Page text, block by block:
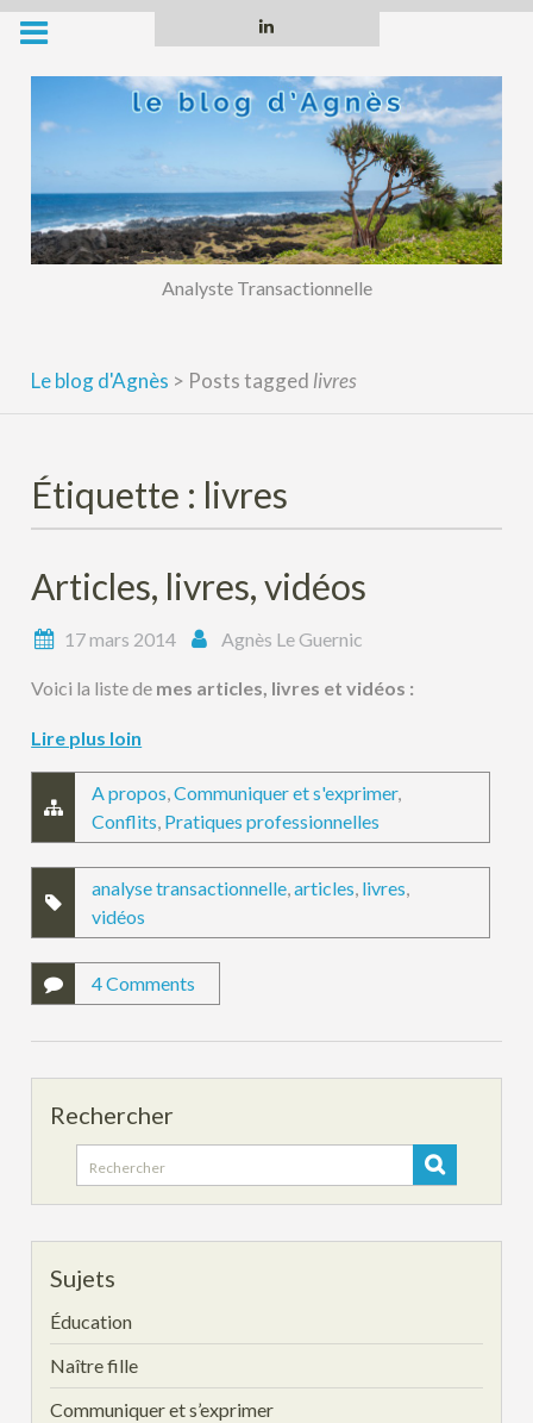
Skip
content
Analyste Transactionnelle
Le blog d'Agnès > Posts tagged livres
Étiquette : livres
Articles, livres, vidéos
17 mars 2014 Agnès Le Guernic
Voici la liste de mes articles, livres et vidéos :
Lire plus loin
A propos,Communiquer et s'exprimer,
Conflits, Pratiques professionnelles
analyse transactionnelle,articles, livres,
vidéos
4 Comments
Rechercher
Search
for:
Sujets
Éducation
Naître fille
Communiquer et s’exprimer